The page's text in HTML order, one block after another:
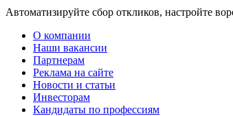
Автоматизируйте сбор откликов, настройте
О компании
Наши вакансии
Партнерам
Реклама на сайте
Новости и статьи
Инвесторам
Кандидаты по профессиям